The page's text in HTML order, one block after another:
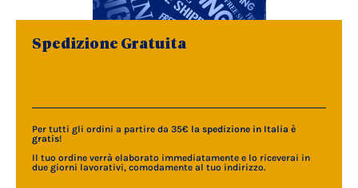
Spedizione Gratuita
Per tutti gli ordini a partire da 35€ la spedizione in Italia è
gratis!
Il tuo ordine verrà elaborato immediatamente e lo riceverai in
due giorni lavorativi, comodamente al tuo indirizzo.